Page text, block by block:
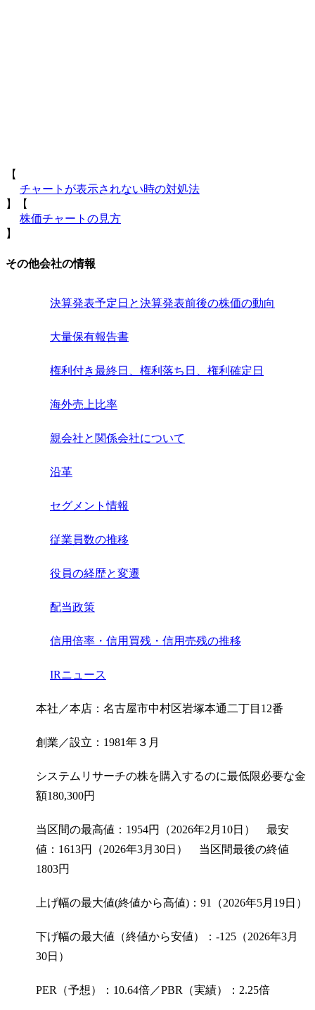
【
チャートが表示されない時の対処法
】【
株価チャートの見方
】
その他会社の情報
決算発表予定日と決算発表前後の株価の動向
大量保有報告書
権利付き最終日、権利落ち日、権利確定日
海外売上比率
親会社と関係会社について
沿革
セグメント情報
従業員数の推移
役員の経歴と変遷
配当政策
信用倍率・信用買残・信用売残の推移
IRニュース
本社／本店：名古屋市中村区岩塚本通二丁目12番
創業／設立：1981年３月
システムリサーチの株を購入するのに最低限必要な金
額180,300円
当区間の最高値：1954円（2026年2月10日） 最安
値：1613円（2026年3月30日） 当区間最後の終値
1803円
上げ幅の最大値(終値から高値)：91（2026年5月19日）
下げ幅の最大値（終値から安値）：-125（2026年3月
30日）
PER（予想）：10.64倍／PBR（実績）：2.25倍